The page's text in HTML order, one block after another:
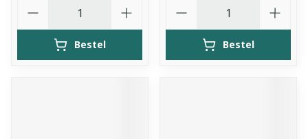
Bestel Bestel